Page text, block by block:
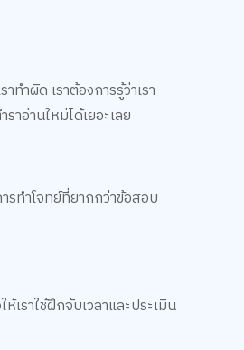
ำผิด เราต้องการรู้ว่าเรา
าอ่านใหม่ได้เยอะเลย
รทำโจทย์ที่ยากกว่าข้อสอบ
ราใช้ฝึกจับเวลาและประเมิน